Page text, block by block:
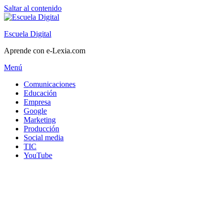
Saltar al contenido
Escuela Digital
Aprende con e-Lexia.com
Menú
Comunicaciones
Educación
Empresa
Google
Marketing
Producción
Social media
TIC
YouTube